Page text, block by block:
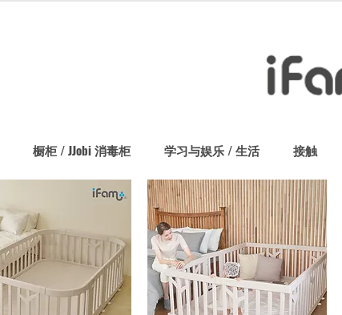
橱柜 / JJobi 消毒柜 学习与娱乐 / 生活 接触